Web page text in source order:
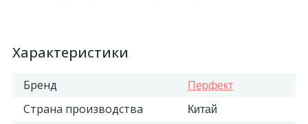
Характеристики
Бренд Перфект
Страна производства Китай